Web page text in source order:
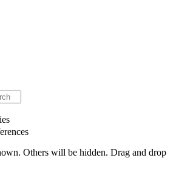
Others will be hidden. Drag and drop